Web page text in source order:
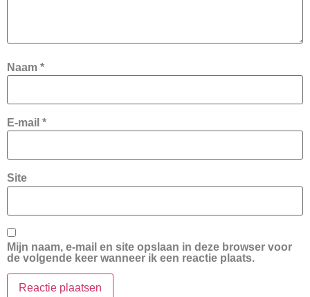
Naam *
E-mail *
Site
Mijn naam, e-mail en site opslaan in deze browser voor
de volgende keer wanneer ik een reactie plaats.